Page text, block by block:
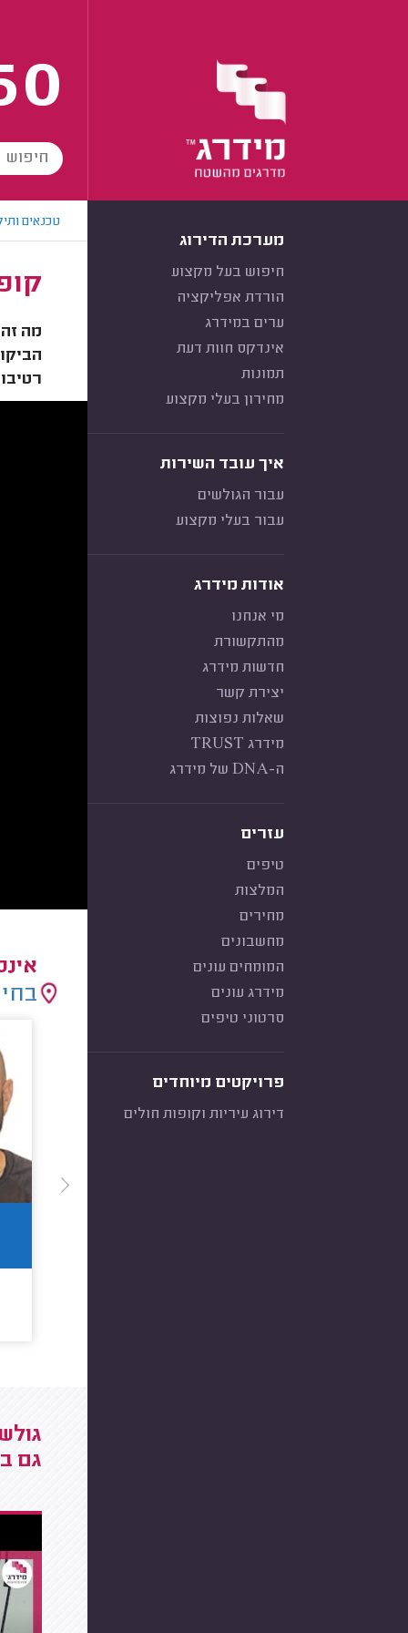
מערכת הדירוג
חיפוש בעל מקצוע
הורדת אפליקציה
ערים במידרג
אינדקס חוות דעת
תמונות
מחירון בעלי מקצוע
איך עובד השירות
עבור הגולשים
עבור בעלי מקצוע
אודות מידרג
מי אנחנו
מהתקשורת
חדשות מידרג
יצירת קשר
שאלות נפוצות
מידרג TRUST
ה-DNA של מידרג
עזרים
טיפים
המלצות
מחירים
מחשבונים
המומחים עונים
מידרג עונים
סרטוני טיפים
פרויקטים מיוחדים
דירוג עיריות וקופות חולים
טכנאים
מה
גם